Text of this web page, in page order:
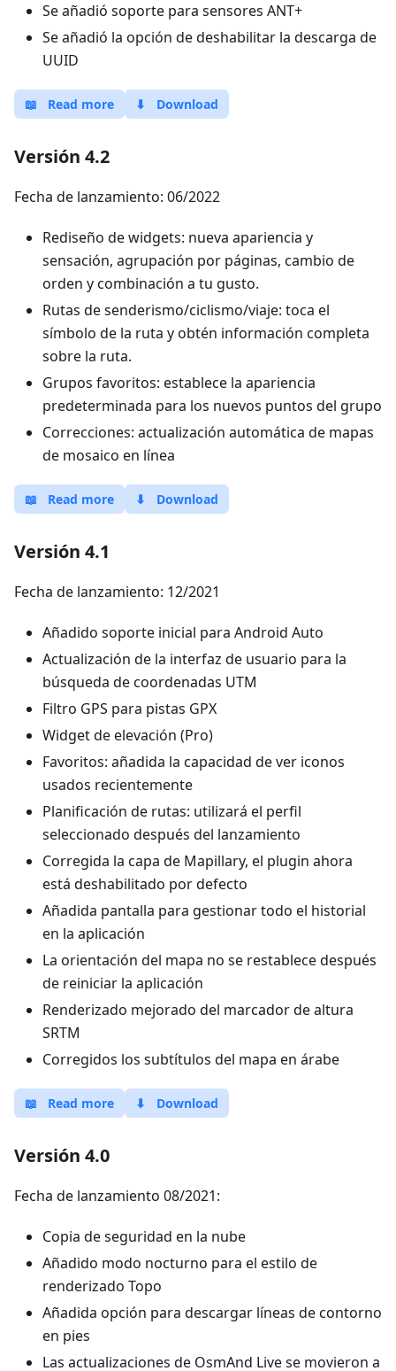
Se añadió soporte para sensores ANT+
Se añadió la opción de deshabilitar la descarga de
UUID
📖 Read more ⬇ Download
Versión 4.2
Fecha de lanzamiento: 06/2022
Rediseño de widgets: nueva apariencia y
sensación, agrupación por páginas, cambio de
orden y combinación a tu gusto.
Rutas de senderismo/ciclismo/viaje: toca el
símbolo de la ruta y obtén información completa
sobre la ruta.
Grupos favoritos: establece la apariencia
predeterminada para los nuevos puntos del grupo
Correcciones: actualización automática de mapas
de mosaico en línea
📖 Read more ⬇ Download
Versión 4.1
Fecha de lanzamiento: 12/2021
Añadido soporte inicial para Android Auto
Actualización de la interfaz de usuario para la
búsqueda de coordenadas UTM
Filtro GPS para pistas GPX
Widget de elevación (Pro)
Favoritos: añadida la capacidad de ver iconos
usados recientemente
Planificación de rutas: utilizará el perfil
seleccionado después del lanzamiento
Corregida la capa de Mapillary, el plugin ahora
está deshabilitado por defecto
Añadida pantalla para gestionar todo el historial
en la aplicación
La orientación del mapa no se restablece después
de reiniciar la aplicación
Renderizado mejorado del marcador de altura
SRTM
Corregidos los subtítulos del mapa en árabe
📖 Read more ⬇ Download
Versión 4.0
Fecha de lanzamiento 08/2021:
Copia de seguridad en la nube
Añadido modo nocturno para el estilo de
renderizado Topo
Añadida opción para descargar líneas de contorno
en pies
Las actualizaciones de OsmAnd Live se movieron a